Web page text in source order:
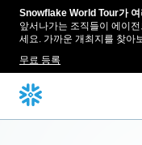
Snowflake World Tour가
앞서나가는 조직들이 에이
세요. 가까운 개최지를 찾아
무료 등록